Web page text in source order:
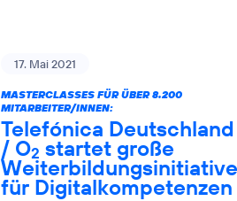
17. Mai 2021
MASTERCLASSES FÜR ÜBER 8.200
MITARBEITER/INNEN:
Telefónica Deutschland
/ O2 startet große
Weiterbildungsinitiative
für Digitalkompetenzen